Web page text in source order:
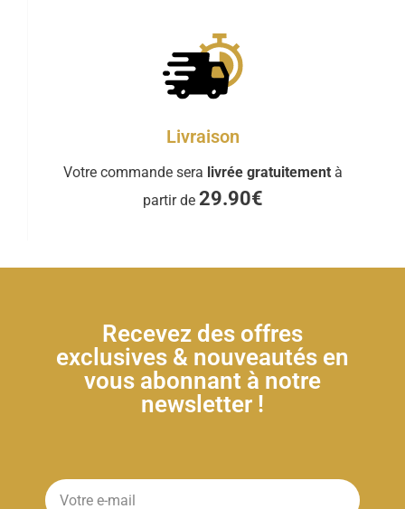
Livraison
Votre commande sera livrée gratuitement à
partir de 29.90€
Recevez des offres
exclusives & nouveautés en
vous abonnant à notre
newsletter !